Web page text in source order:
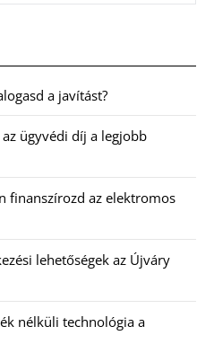
a javítást?
ügyvédi díj a legjobb
finanszírozd az elektromos
lehetőségek az Újváry
nélküli technológia a